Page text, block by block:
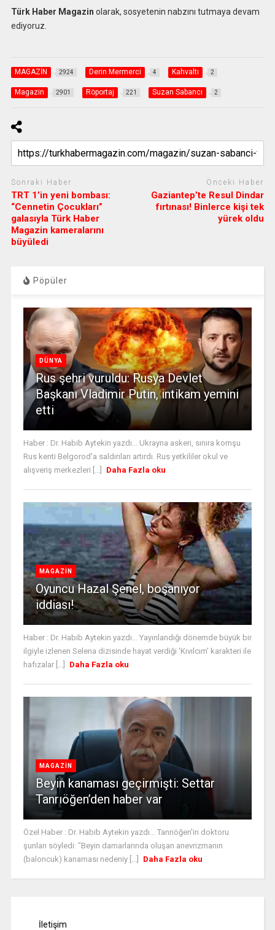
Türk Haber Magazin olarak, sosyetenin nabzını tutmaya devam
ediyoruz.
MAGAZİN 2924 Derin Mermerci 4 Kahvaltı 2
Magazin 2901 Röportaj 221 Suzan Sabancı 2
Sonraki Haber
TRT 1’in yeni bombası:
“Cennetin Çocukları”
galasıyla Türk Haber
Magazin kameralarını
büyüledi
Önceki Haber
Gaziantep’te Resul Dindar
fırtınası! Binlerce kişi tek
yürek oldu
Pöpüler
DÜNYA
Rus şehri vuruldu: Rusya Devlet
Başkanı Vladimir Putin, intikam yemini
etti
Haber : Dr. Habib Aytekin yazdı... Ukrayna askeri, sınıra komşu
Rus kenti Belgorod'a saldırıları artırdı. Rus yetkililer okul ve
alışveriş merkezleri [...]
Daha Fazla oku
MAGAZİN
Oyuncu Hazal Şenel, boşanıyor
iddiası!
Haber : Dr. Habib Aytekin yazdı... Yayınlandığı dönemde büyük bir
ilgiyle izlenen Selena dizisinde hayat verdiği 'Kıvılcım' karakteri ile
hafızalar [...]
Daha Fazla oku
MAGAZİN
Beyin kanaması geçirmişti: Settar
Tanrıöğen’den haber var
Özel Haber : Dr. Habib Aytekin yazdı... Tanrıöğen'in doktoru
şunları söyledi: "Beyin damarlarında oluşan anevrizmanın
(baloncuk) kanaması nedeniy [...]
Daha Fazla oku
İletişim